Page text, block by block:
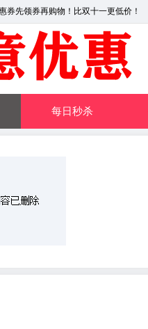
券先领券再购物！比双十一更低价！
每日秒杀